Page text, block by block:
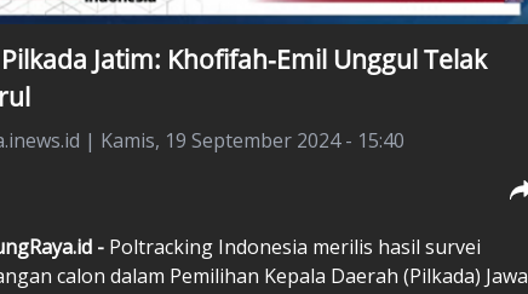
Jatim: Khofifah-Emil Unggul Telak
| Kamis, 19 September 2024 - 15:40
- Poltracking Indonesia merilis hasil survei
calon dalam Pemilihan Kepala Daerah (Pilkada) Jawa